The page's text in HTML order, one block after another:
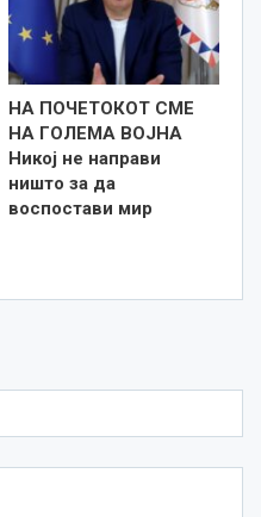
НА ПОЧЕТОКОТ СМЕ
НА ГОЛЕМА ВОЈНА
Никој не направи
ништо за да
воспостави мир